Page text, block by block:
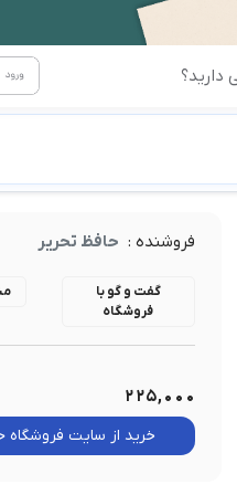
دارید؟
فروشنده : حافظ تحریر
گفت و گو با
فروشگاه
225,000
خرید از سایت فروشگاه